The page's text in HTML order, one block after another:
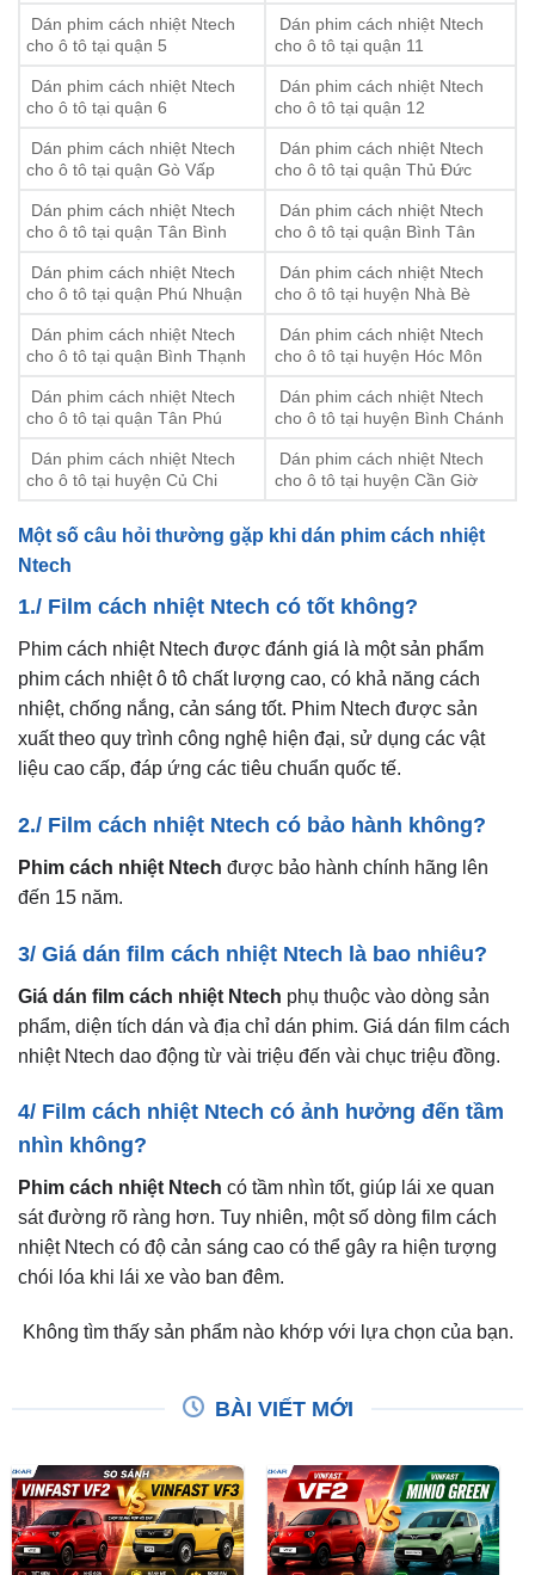
Dán phim cách nhiệt Ntech
cho ô tô tại quận 5
Dán phim cách nhiệt Ntech
cho ô tô tại quận 11
Dán phim cách nhiệt Ntech
cho ô tô tại quận 6
Dán phim cách nhiệt Ntech
cho ô tô tại quận 12
Dán phim cách nhiệt Ntech
cho ô tô tại quận Gò Vấp
Dán phim cách nhiệt Ntech
cho ô tô tại quận Thủ Đức
Dán phim cách nhiệt Ntech
cho ô tô tại quận Tân Bình
Dán phim cách nhiệt Ntech
cho ô tô tại quận Bình Tân
Dán phim cách nhiệt Ntech
cho ô tô tại quận Phú Nhuận
Dán phim cách nhiệt Ntech
cho ô tô tại huyện Nhà Bè
Dán phim cách nhiệt Ntech
cho ô tô tại quận Bình Thạnh
Dán phim cách nhiệt Ntech
cho ô tô tại huyện Hóc Môn
Dán phim cách nhiệt Ntech
cho ô tô tại quận Tân Phú
Dán phim cách nhiệt Ntech
cho ô tô tại huyện Bình Chánh
Dán phim cách nhiệt Ntech
cho ô tô tại huyện Củ Chi
Dán phim cách nhiệt Ntech
cho ô tô tại huyện Cần Giờ
Một số câu hỏi thường gặp khi dán phim cách nhiệt
Ntech
1./ Film cách nhiệt Ntech có tốt không?
Phim cách nhiệt Ntech được đánh giá là một sản phẩm
phim cách nhiệt ô tô chất lượng cao, có khả năng cách
nhiệt, chống nắng, cản sáng tốt. Phim Ntech được sản
xuất theo quy trình công nghệ hiện đại, sử dụng các vật
liệu cao cấp, đáp ứng các tiêu chuẩn quốc tế.
2./ Film cách nhiệt Ntech có bảo hành không?
Phim cách nhiệt Ntech được bảo hành chính hãng lên
đến 15 năm.
3/ Giá dán film cách nhiệt Ntech là bao nhiêu?
Giá dán film cách nhiệt Ntech phụ thuộc vào dòng sản
phẩm, diện tích dán và địa chỉ dán phim. Giá dán film cách
nhiệt Ntech dao động từ vài triệu đến vài chục triệu đồng.
4/ Film cách nhiệt Ntech có ảnh hưởng đến tầm
nhìn không?
Phim cách nhiệt Ntech có tầm nhìn tốt, giúp lái xe quan
sát đường rõ ràng hơn. Tuy nhiên, một số dòng film cách
nhiệt Ntech có độ cản sáng cao có thể gây ra hiện tượng
chói lóa khi lái xe vào ban đêm.
Không tìm thấy sản phẩm nào khớp với lựa chọn của bạn.
BÀI VIẾT MỚI